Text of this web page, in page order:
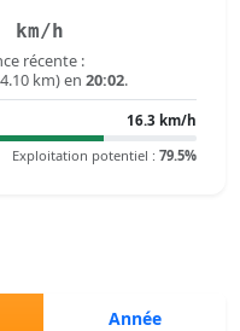
km/h
récente :
km) en 20:02.
16.3 km/h
Exploitation potentiel : 79.5%
Année